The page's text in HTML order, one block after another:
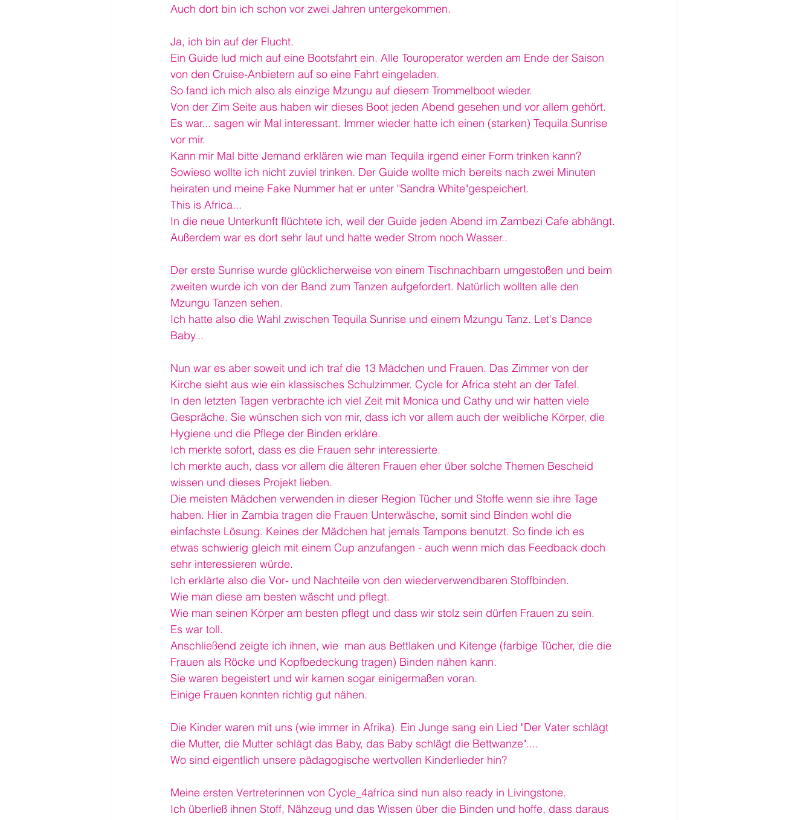
Auch dort bin ich schon vor zwei Jahren untergekommen.
Ja, ich bin auf der Flucht.
Ein Guide lud mich auf eine Bootsfahrt ein. Alle Touroperator werden am Ende der Saison
von den Cruise-Anbietern auf so eine Fahrt eingeladen.
So fand ich mich also als einzige Mzungu auf diesem Trommelboot wieder.
Von der Zim Seite aus haben wir dieses Boot jeden Abend gesehen und vor allem gehört.
Es war... sagen wir Mal interessant. Immer wieder hatte ich einen (starken) Tequila Sunrise
vor mir.
Kann mir Mal bitte Jemand erklären wie man Tequila irgend einer Form trinken kann?
Sowieso wollte ich nicht zuviel trinken. Der Guide wollte mich bereits nach zwei Minuten
heiraten und meine Fake Nummer hat er unter "Sandra White"gespeichert.
This is Africa...
In die neue Unterkunft flüchtete ich, weil der Guide jeden Abend im Zambezi Cafe abhängt.
Außerdem war es dort sehr laut und hatte weder Strom noch Wasser..
Der erste Sunrise wurde glücklicherweise von einem Tischnachbarn umgestoßen und beim
zweiten wurde ich von der Band zum Tanzen aufgefordert. Natürlich wollten alle den
Mzungu Tanzen sehen.
Ich hatte also die Wahl zwischen Tequila Sunrise und einem Mzungu Tanz. Let's Dance
Baby...
Nun war es aber soweit und ich traf die 13 Mädchen und Frauen. Das Zimmer von der
Kirche sieht aus wie ein klassisches Schulzimmer. Cycle for Africa steht an der Tafel.
In den letzten Tagen verbrachte ich viel Zeit mit Monica und Cathy und wir hatten viele
Gespräche. Sie wünschen sich von mir, dass ich vor allem auch der weibliche Körper, die
Hygiene und die Pflege der Binden erkläre.
Ich merkte sofort, dass es die Frauen sehr interessierte.
Ich merkte auch, dass vor allem die älteren Frauen eher über solche Themen Bescheid
wissen und dieses Projekt lieben.
Die meisten Mädchen verwenden in dieser Region Tücher und Stoffe wenn sie ihre Tage
haben. Hier in Zambia tragen die Frauen Unterwäsche, somit sind Binden wohl die
einfachste Lösung. Keines der Mädchen hat jemals Tampons benutzt. So finde ich es
etwas schwierig gleich mit einem Cup anzufangen - auch wenn mich das Feedback doch
sehr interessieren würde.
Ich erklärte also die Vor- und Nachteile von den wiederverwendbaren Stoffbinden.
Wie man diese am besten wäscht und pflegt.
Wie man seinen Körper am besten pflegt und dass wir stolz sein dürfen Frauen zu sein.
Es war toll.
Anschließend zeigte ich ihnen, wie  man aus Bettlaken und Kitenge (farbige Tücher, die die
Frauen als Röcke und Kopfbedeckung tragen) Binden nähen kann.
Sie waren begeistert und wir kamen sogar einigermaßen voran.
Einige Frauen konnten richtig gut nähen.
Die Kinder waren mit uns (wie immer in Afrika). Ein Junge sang ein Lied "Der Vater schlägt
die Mutter, die Mutter schlägt das Baby, das Baby schlägt die Bettwanze"....
Wo sind eigentlich unsere pädagogische wertvollen Kinderlieder hin?
Meine ersten Vertreterinnen von Cycle_4africa sind nun also ready in Livingstone.
Ich überließ ihnen Stoff, Nähzeug und das Wissen über die Binden und hoffe, dass daraus